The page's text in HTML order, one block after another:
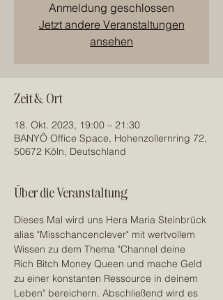
Anmeldung geschlossen
Jetzt andere Veranstaltungen
ansehen
Zeit & Ort
18. Okt. 2023, 19:00 – 21:30
BANYÔ Office Space, Hohenzollernring 72,
50672 Köln, Deutschland
Über die Veranstaltung
Dieses Mal wird uns Hera Maria Steinbrück
alias "Misschancenclever" mit wertvollem
Wissen zu dem Thema "Channel deine
Rich Bitch Money Queen und mache Geld
zu einer konstanten Ressource in deinem
Leben" bereichern. Abschließend wird es